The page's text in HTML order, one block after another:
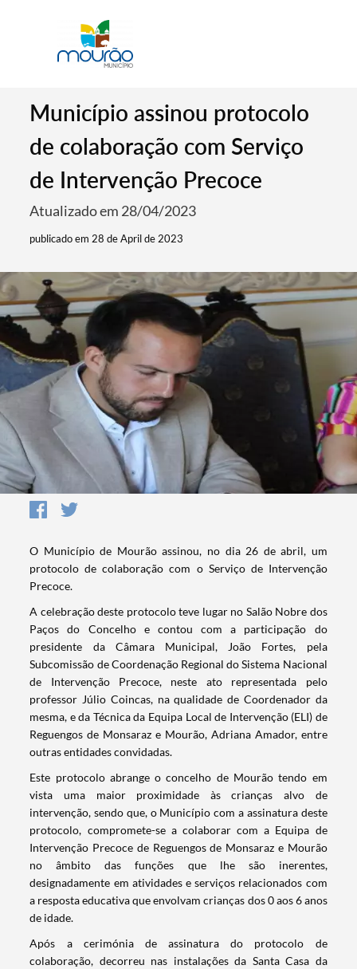
Município assinou protocolo
de colaboração com Serviço
de Intervenção Precoce
Atualizado em 28/04/2023
publicado em 28 de April de 2023
O Município de Mourão assinou, no dia 26 de abril, um
protocolo de colaboração com o Serviço de Intervenção
Precoce.
A celebração deste protocolo teve lugar no Salão Nobre dos
Paços do Concelho e contou com a participação do
presidente da Câmara Municipal, João Fortes, pela
Subcomissão de Coordenação Regional do Sistema Nacional
de Intervenção Precoce, neste ato representada pelo
professor Júlio Coincas, na qualidade de Coordenador da
mesma, e da Técnica da Equipa Local de Intervenção (ELI) de
Reguengos de Monsaraz e Mourão, Adriana Amador, entre
outras entidades convidadas.
Este protocolo abrange o concelho de Mourão tendo em
vista uma maior proximidade às crianças alvo de
intervenção, sendo que, o Município com a assinatura deste
protocolo, compromete-se a colaborar com a Equipa de
Intervenção Precoce de Reguengos de Monsaraz e Mourão
no âmbito das funções que lhe são inerentes,
designadamente em atividades e serviços relacionados com
a resposta educativa que envolvam crianças dos 0 aos 6 anos
de idade.
Após a cerimónia de assinatura do protocolo de
colaboração, decorreu nas instalações da Santa Casa da